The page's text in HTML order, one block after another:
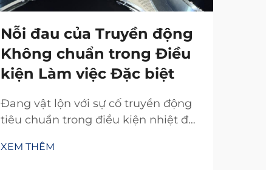
Nỗi đau của Truyền động
Không chuẩn trong Điều
kiện Làm việc Đặc biệt
Đang vật lộn với sự cố truyền động
tiêu chuẩn trong điều kiện nhiệt độ
gian chật hẹp? Truyền động TianJi
XEM THÊM